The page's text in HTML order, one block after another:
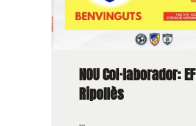
NOU Col·laborador: EF
Ripollès
...